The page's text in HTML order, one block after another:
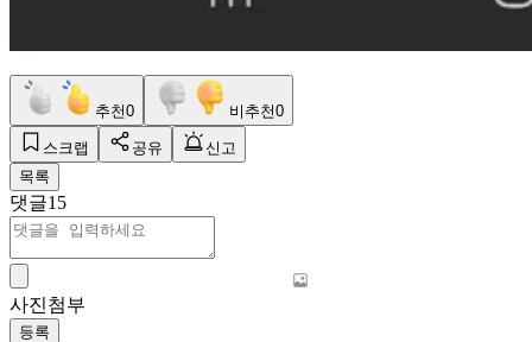
추천0 비추천0
스크랩 공유
신고
목록
댓글15
사진첨부
등록